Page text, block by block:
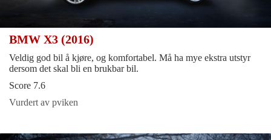
BMW X3 (2016)
Veldig god bil å kjøre, og komfortabel. Må ha mye ekstra utstyr
dersom det skal bli en brukbar bil.
Score 7.6
Vurdert av pviken